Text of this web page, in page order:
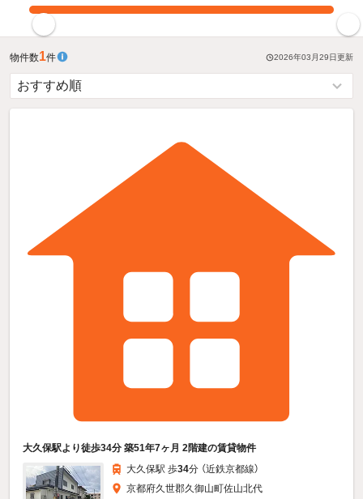
物件数1件 2026年03月29日更新
大久保駅より徒歩34分 築51年7ヶ月 2階建の賃貸物件
大久保駅 歩34分 （近鉄京都線）
京都府久世郡久御山町佐山北代